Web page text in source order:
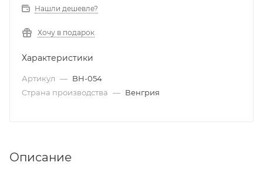
Нашли дешевле?
Хочу в подарок
Характеристики
Артикул — BH-054
Страна производства — Венгрия
Описание